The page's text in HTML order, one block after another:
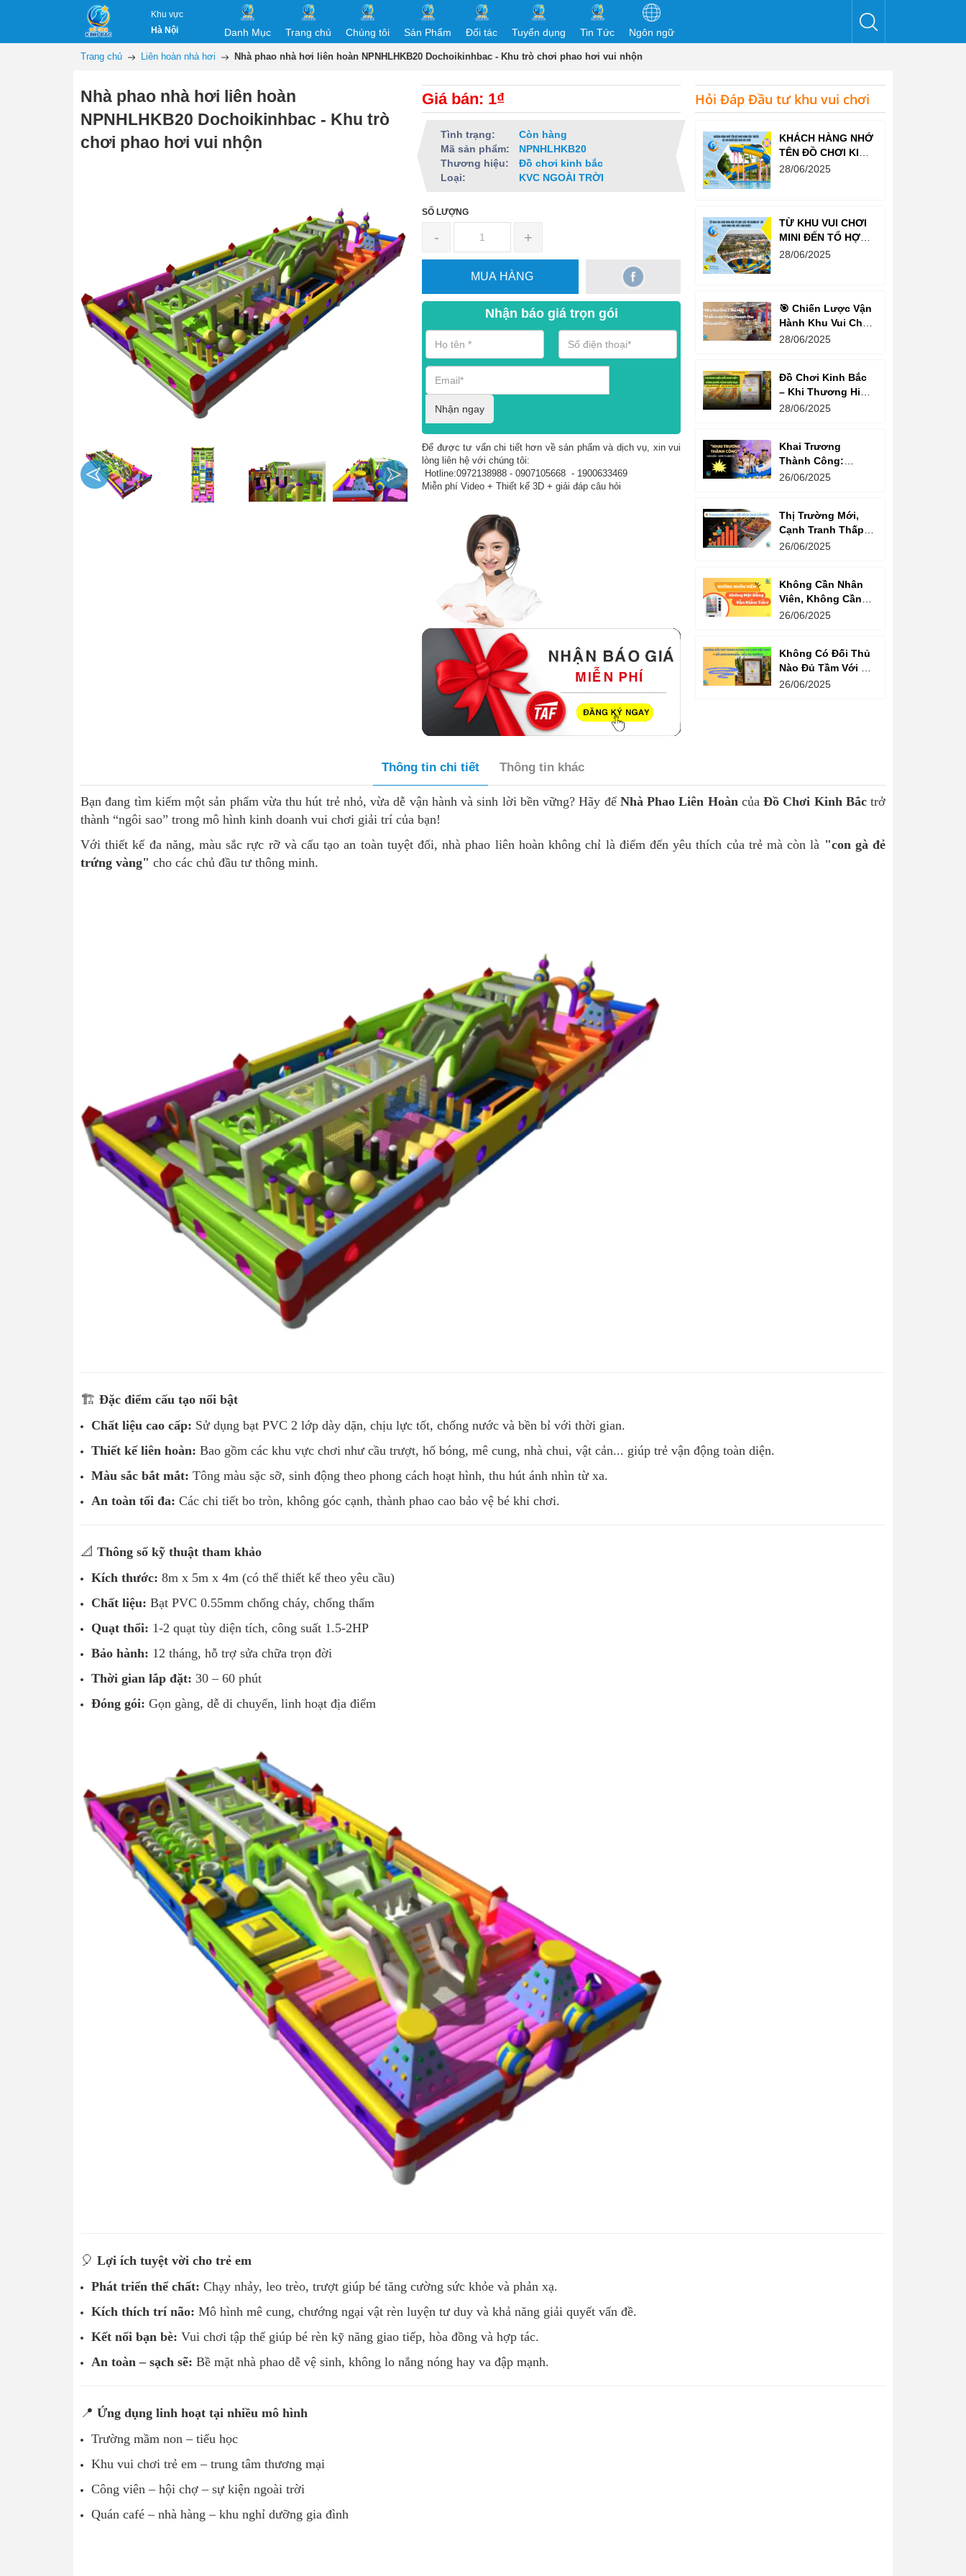
Khu vực
Hà Nội
Danh Mục Trang chủ Chúng tôi Sản Phẩm Đối tác Tuyển dụng Tin Tức Ngôn ngữ
Trang chủ Liên hoàn nhà hơi Nhà phao nhà hơi liên hoàn NPNHLHKB20 Dochoikinhbac - Khu trò chơi phao hơi vui nhộn
Nhà phao nhà hơi liên hoàn
NPNHLHKB20 Dochoikinhbac - Khu trò
chơi phao hơi vui nhộn
Giá bán: 1₫
Tình trạng:
Còn hàng
Mã sản phẩm:
NPNHLHKB20
Thương hiệu:
Đồ chơi kinh bắc
Loại:
KVC NGOÀI TRỜI
SỐ LƯỢNG
- +
MUA HÀNG
Nhận báo giá trọn gói
Nhận ngay
Để được tư vấn chi tiết hơn về sản phẩm và dịch vụ, xin vui
lòng liên hệ với chúng tôi:
Hotline:0972138988 - 0907105668 - 1900633469
Miễn phí Video + Thiết kế 3D + giải đáp câu hỏi
Hỏi Đáp Đầu tư khu vui chơi
KHÁCH HÀNG NHỚ
TÊN ĐỒ CHƠI KINH
BẮC TRƯỚC CẢ
28/06/2025
TỪ KHU VUI CHƠI
MINI ĐẾN TỔ HỢP
GIẢI TRÍ NGHÌN M²
28/06/2025
🎯 Chiến Lược Vận
Hành Khu Vui Chơi
3 Thế Hệ – Tối Đa
28/06/2025
Đồ Chơi Kinh Bắc
– Khi Thương Hiệu
Vững Mạnh Bắt
28/06/2025
Khai Trương
Thành Công:
Khách Nườm
Quyết Là Gì?
26/06/2025
Thị Trường Mới,
Cạnh Tranh Thấp –
Trampoline Park Là
26/06/2025
Không Cần Nhân
Viên, Không Cần
Cửa Hàng – Chỉ
26/06/2025
Không Có Đối Thủ
Nào Đủ Tầm Với Đồ
Chơi Kinh Bắc
26/06/2025
Thông tin chi tiết Thông tin khác
Bạn đang tìm kiếm một sản phẩm vừa thu hút trẻ nhỏ, vừa dễ vận hành và sinh lời bền vững? Hãy để Nhà Phao Liên Hoàncủa Đồ Chơi Kinh Bắctrở
thành “ngôi sao” trong mô hình kinh doanh vui chơi giải trí của bạn!
Với thiết kế đa năng, màu sắc rực rỡ và cấu tạo an toàn tuyệt đối, nhà phao liên hoàn không chỉ là điểm đến yêu thích của trẻ mà còn là "con gà đẻ
trứng vàng" cho các chủ đầu tư thông minh.
🏗️ Đặc điểm cấu tạo nổi bật
Chất liệu cao cấp: Sử dụng bạt PVC 2 lớp dày dặn, chịu lực tốt, chống nước và bền bỉ với thời gian.
Thiết kế liên hoàn: Bao gồm các khu vực chơi như cầu trượt, hố bóng, mê cung, nhà chui, vật cản... giúp trẻ vận động toàn diện.
Màu sắc bắt mắt: Tông màu sặc sỡ, sinh động theo phong cách hoạt hình, thu hút ánh nhìn từ xa.
An toàn tối đa: Các chi tiết bo tròn, không góc cạnh, thành phao cao bảo vệ bé khi chơi.
📐 Thông số kỹ thuật tham khảo
Kích thước: 8m x 5m x 4m (có thể thiết kế theo yêu cầu)
Chất liệu: Bạt PVC 0.55mm chống cháy, chống thấm
Quạt thổi: 1-2 quạt tùy diện tích, công suất 1.5-2HP
Bảo hành: 12 tháng, hỗ trợ sửa chữa trọn đời
Thời gian lắp đặt: 30 – 60 phút
Đóng gói: Gọn gàng, dễ di chuyển, linh hoạt địa điểm
🎈 Lợi ích tuyệt vời cho trẻ em
Phát triển thể chất: Chạy nhảy, leo trèo, trượt giúp bé tăng cường sức khỏe và phản xạ.
Kích thích trí não: Mô hình mê cung, chướng ngại vật rèn luyện tư duy và khả năng giải quyết vấn đề.
Kết nối bạn bè: Vui chơi tập thể giúp bé rèn kỹ năng giao tiếp, hòa đồng và hợp tác.
An toàn – sạch sẽ: Bề mặt nhà phao dễ vệ sinh, không lo nắng nóng hay va đập mạnh.
📍 Ứng dụng linh hoạt tại nhiều mô hình
Trường mầm non – tiểu học
Khu vui chơi trẻ em – trung tâm thương mại
Công viên – hội chợ – sự kiện ngoài trời
Quán café – nhà hàng – khu nghỉ dưỡng gia đình